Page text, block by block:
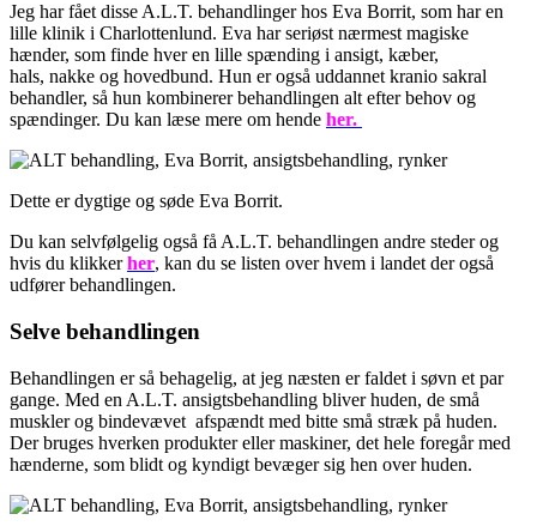
Jeg har fået disse A.L.T. behandlinger hos Eva Borrit, som har en
lille klinik i Charlottenlund. Eva har seriøst nærmest magiske
hænder, som finde hver en lille spænding i ansigt, kæber,
hals, nakke og hovedbund. Hun er også uddannet kranio sakral
behandler, så hun kombinerer behandlingen alt efter behov og
spændinger. Du kan læse mere om hende her.
Dette er dygtige og søde Eva Borrit.
Du kan selvfølgelig også få A.L.T. behandlingen andre steder og
hvis du klikkerher, kan du se listen over hvem i landet der også
udfører behandlingen.
Selve behandlingen
Behandlingen er så behagelig, at jeg næsten er faldet i søvn et par
gange. Med en A.L.T. ansigtsbehandling bliver huden, de små
muskler og bindevævet afspændt med bitte små stræk på huden.
Der bruges hverken produkter eller maskiner, det hele foregår med
hænderne, som blidt og kyndigt bevæger sig hen over huden.